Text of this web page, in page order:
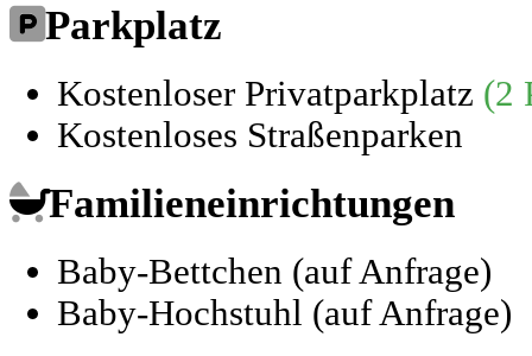
Parkplatz
Kostenloser Privatparkplatz (2
Kostenloses Straßenparken
Familieneinrichtungen
Baby-Bettchen (auf Anfrage)
Baby-Hochstuhl (auf Anfrage)